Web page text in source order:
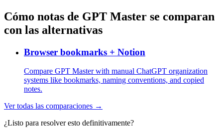
Cómo notas de GPT Master se comparan
con las alternativas
Browser bookmarks + Notion
Compare GPT Master with manual ChatGPT organization
systems like bookmarks, naming conventions, and copied
notes.
Ver todas las comparaciones →
¿Listo para resolver esto definitivamente?